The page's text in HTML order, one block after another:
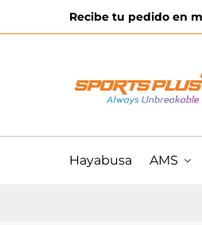
Recibe tu pedido en
Hayabusa AMS